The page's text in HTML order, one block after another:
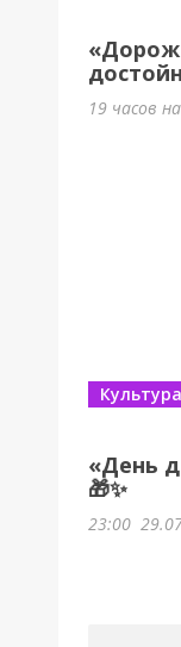
19 часов
«День
🎁✨
Культура
23:00